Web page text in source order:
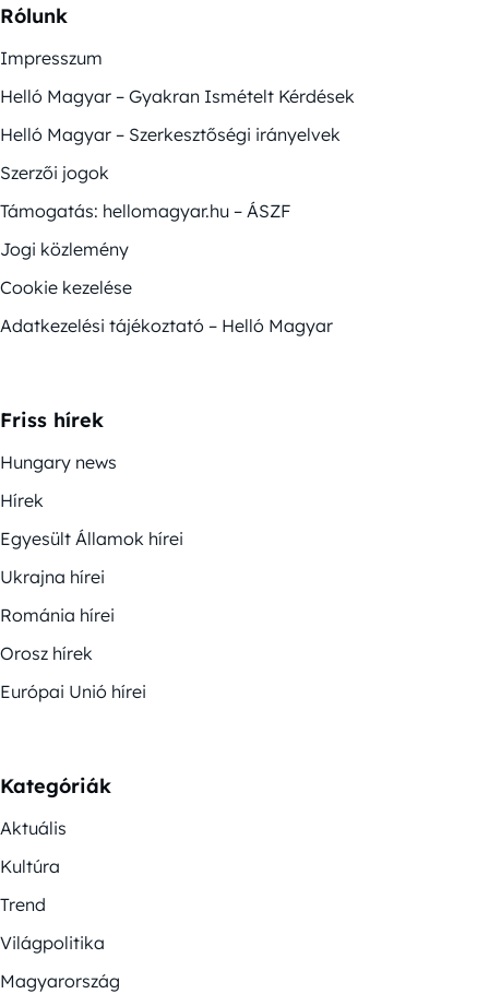
Rólunk
Impresszum
Helló Magyar – Gyakran Ismételt Kérdések
Helló Magyar – Szerkesztőségi irányelvek
Szerzői jogok
Támogatás: hellomagyar.hu – ÁSZF
Jogi közlemény
Cookie kezelése
Adatkezelési tájékoztató – Helló Magyar
Friss hírek
Hungary news
Hírek
Egyesült Államok hírei
Ukrajna hírei
Románia hírei
Orosz hírek
Európai Unió hírei
Kategóriák
Aktuális
Kultúra
Trend
Világpolitika
Magyarország